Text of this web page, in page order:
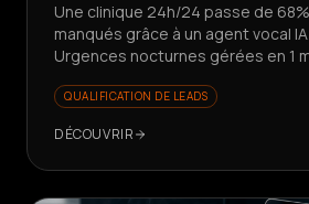
Une clinique 24h/24 passe de
manqués grâce à un agent vocal
Urgences nocturnes gérées en 1
QUALIFICATION DE LEADS
DÉCOUVRIR